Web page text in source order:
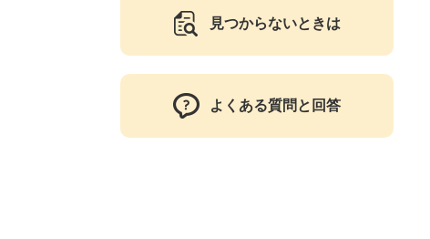
見つからないときは
よくある質問と回答